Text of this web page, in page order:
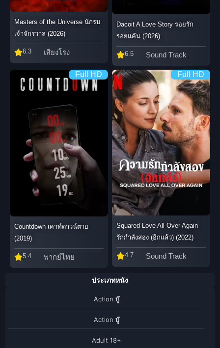
Masters of the Universe นักรบ
เจ้าจักรวาล (2026)
6.3 เสียงโรง
Dacoit A Love Story รอยรัก
รอยแค้น (2026)
6.5 Sound Track
Full HD
Countdown เคาท์ดาวน์ตาย
(2019)
5.4 พากย์ไทย
Full HD
Squared Love All Over Again
รักกำลังสอง (อีกแล้ว) (2022)
4.7 Sound Track
ประเภทหนัง
Action บู๊
Action บู๊
Adult 18+